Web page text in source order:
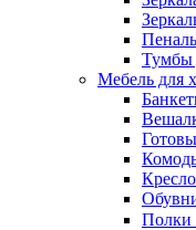
Тумбы
Мебель для
Полки